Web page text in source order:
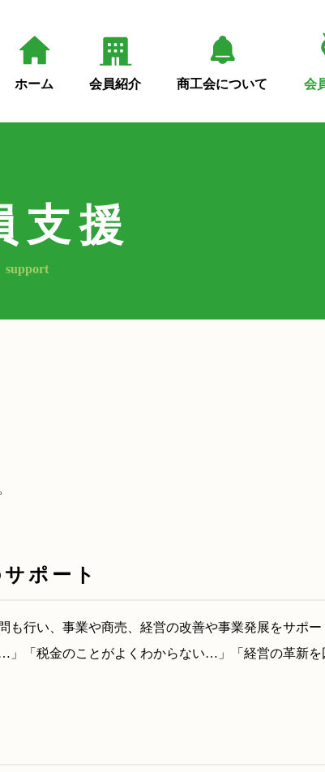
ホーム 会員紹介 商工会について 会
支援
support
ポート
行い、事業や商売、経営の改善や事業発展をサポ
「税金のことがよくわからない…」「経営の革新